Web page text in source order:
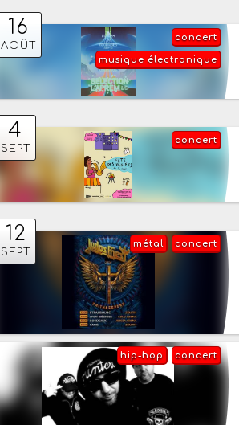
16
AOÛT
concert
musique électronique
4
SEPT
concert
12
SEPT
concert
métal
concert
hip-hop